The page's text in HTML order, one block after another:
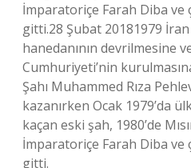
İmparatoriçe Farah Diba ve
gitti.28 Şubat 20181979
hanedanının devrilmesine
Cumhuriyeti’nin
Şahı Muhammed Rıza
kazanırken Ocak 1979’da
kaçan eski şah, 1980’de
İmparatoriçe Farah Diba ve
gitti.